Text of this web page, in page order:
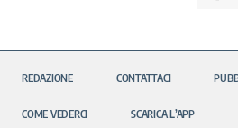
REDAZIONE CONTATTACI
COME VEDERCI SCARICA L’APP